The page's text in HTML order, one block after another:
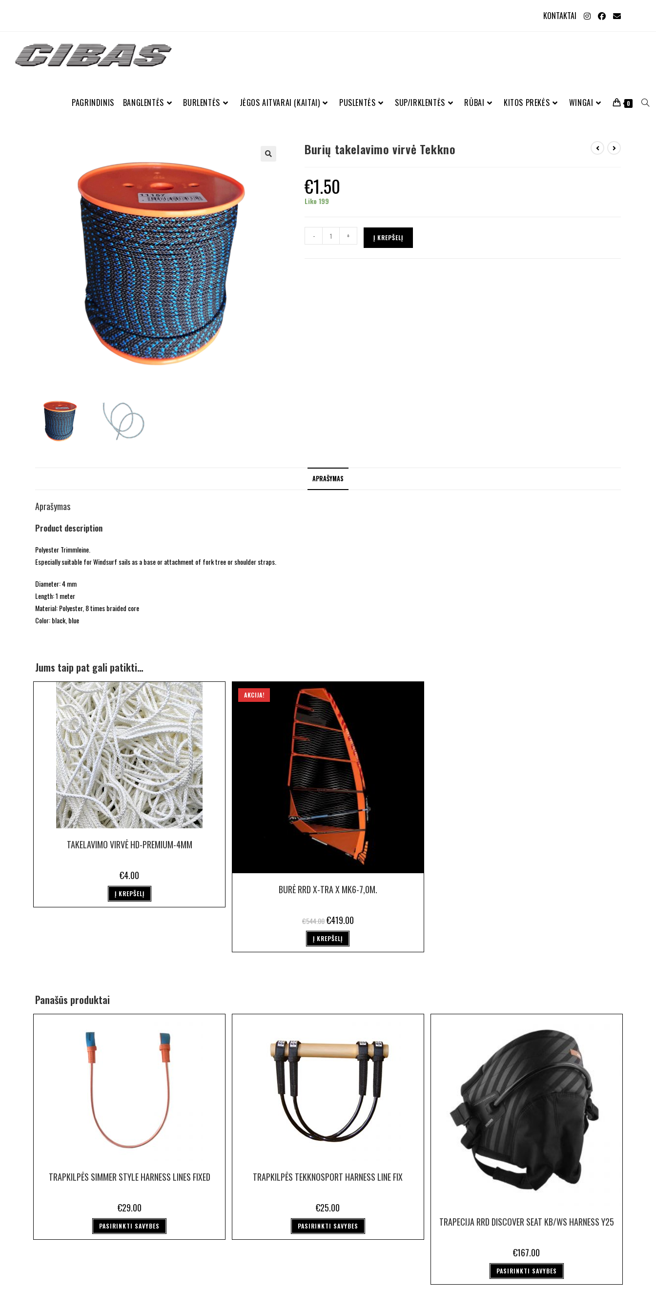
KONTAKTAI
PAGRINDINIS BANGLENTĖS BURLENTĖS JĖGOS AITVARAI (KAITAI) PUSLENTĖS SUP/IRKLENTĖS RŪBAI KITOS PREKĖS WINGAI 0
Burių takelavimo virvė Tekkno
€1.50
Liko 199
- + Į KREPŠELĮ
APRAŠYMAS
Aprašymas
Product description
Polyester Trimmleine.
Especially suitable for Windsurf sails as a base or attachment of fork tree or shoulder straps.
Diameter: 4 mm
Length: 1 meter
Material: Polyester, 8 times braided core
Color: black, blue
Jums taip pat gali patikti…
TAKELAVIMO VIRVĖ HD-PREMIUM-4MM
€4.00
Į KREPŠELĮ
AKCIJA!
BURĖ RRD X-TRA X MK6-7,0M.
€544.00€419.00
Į KREPŠELĮ
Panašūs produktai
TRAPKILPĖS SIMMER STYLE HARNESS LINES FIXED
€29.00
PASIRINKTI SAVYBES
TRAPKILPĖS TEKKNOSPORT HARNESS LINE FIX
€25.00
PASIRINKTI SAVYBES TRAPECIJA RRD DISCOVER SEAT KB/WS HARNESS Y25
€167.00
PASIRINKTI SAVYBES